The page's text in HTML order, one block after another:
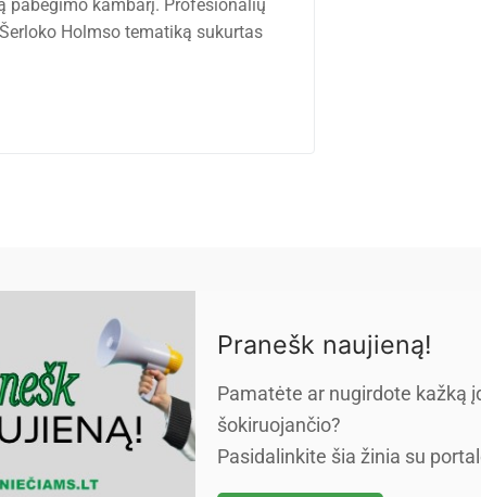
pabėgimo kambarį. Profesionalių
Holmso tematiką sukurtas
Pranešk naujieną!
Pamatėte ar nugirdote kažką
šokiruojančio?
Pasidalinkite šia žinia su